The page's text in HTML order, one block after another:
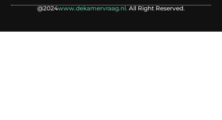
@2024www.dekamervraag.nl. All Right Reserved.